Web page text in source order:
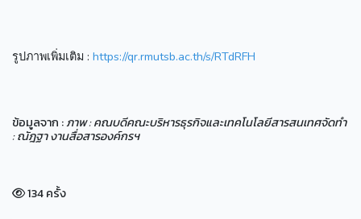
รูปภาพเพิ่มเติม : https://qr.rmutsb.ac.th/s/RTdRFH
ข้อมูลจาก :ภาพ : คณบดีคณะบริหารธุรกิจและเทคโนโลยีสารสนเทศจัดทำ
: ณัฎฐา งานสื่อสารองค์กรฯ
134 ครั้ง